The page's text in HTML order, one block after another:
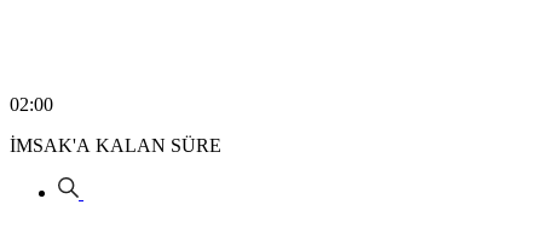
02:00
İMSAK'A KALAN SÜRE